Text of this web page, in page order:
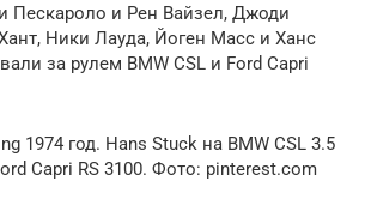
Пескароло и Рен Вайзел, Джоди
Ники Лауда, Йоген Масс и Ханс
за рулем BMW CSL и Ford Capri
1974 год. Hans Stuck на BMW CSL 3.5
Capri RS 3100. Фото: pinterest.com